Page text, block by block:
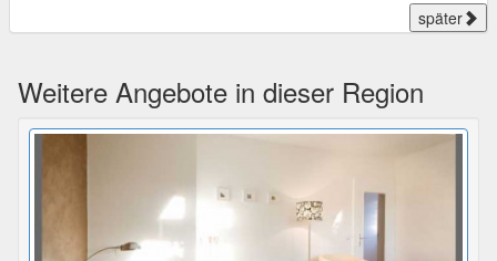
später
Weitere Angebote in dieser Region